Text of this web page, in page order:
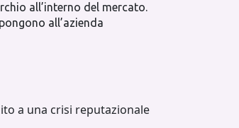
all’interno del mercato.
all’azienda
a una crisi reputazionale